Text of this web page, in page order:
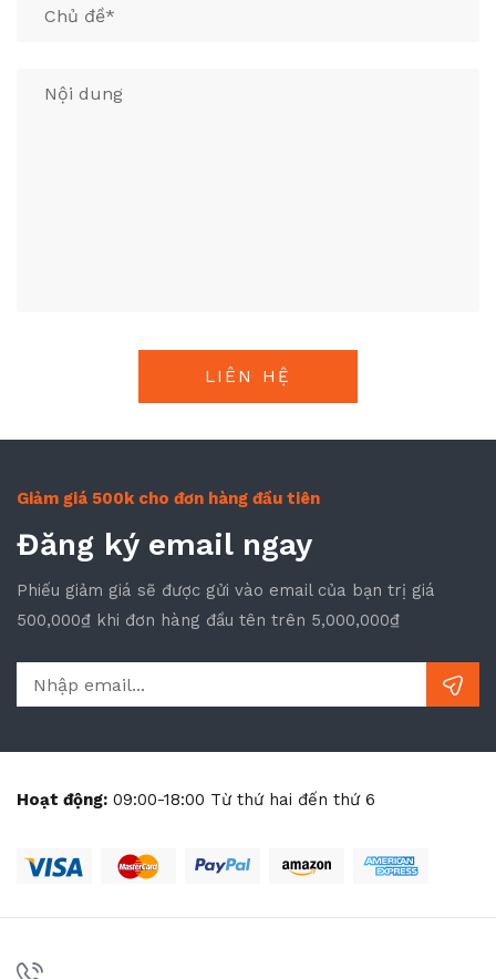
Giảm giá 500k cho đơn hàng đầu tiên
Đăng ký email ngay
Phiếu giảm giá sẽ được gửi vào email của bạn trị giá
500,000₫ khi đơn hàng đầu tên trên 5,000,000₫
Hoạt động: 09:00-18:00 Từ thứ hai đến thứ 6